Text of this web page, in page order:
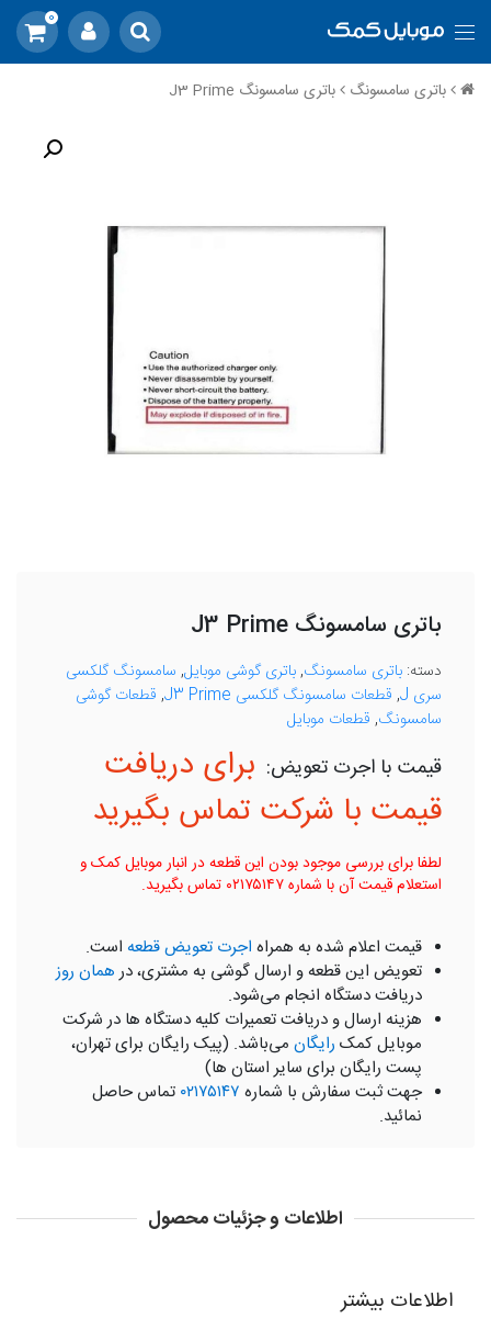
0
باتری سامسونگ باتری سامسونگ J3 Prime
باتری سامسونگ J3 Prime
دسته: باتری سامسونگ,باتری گوشی موبایل, سامسونگ گلکسی
سری J , قطعات سامسونگ گلکسی J3 Prime , قطعات گوشی
سامسونگ, قطعات موبایل
برای دریافت
قیمت با شرکت تماس بگیرید
لطفا برای بررسی موجود بودن این قطعه در انبار موبایل کمک و
استعلام قیمت آن با شماره ۰۲۱۷۵۱۴۷ تماس بگیرید.
قیمت اعلام شده به همراه اجرت تعویض قطعه است.
تعویض این قطعه و ارسال گوشی به مشتری، درهمان روز
دریافت دستگاه انجام می‌شود.
هزینه ارسال و دریافت تعمیرات کلیه دستگاه ها در شرکت
موبایل کمک رایگان می‌باشد. (پیک رایگان برای تهران،
پست رایگان برای سایر استان ها)
جهت ثبت سفارش با شماره ۰۲۱۷۵۱۴۷ تماس حاصل
نمائید.
اطلاعات و جزئیات محصول
اطلاعات بیشتر